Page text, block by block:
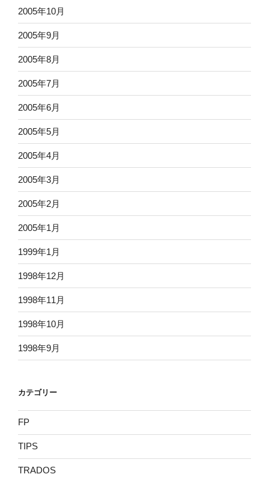
2005年10月
2005年9月
2005年8月
2005年7月
2005年6月
2005年5月
2005年4月
2005年3月
2005年2月
2005年1月
1999年1月
1998年12月
1998年11月
1998年10月
1998年9月
カテゴリー
FP
TIPS
TRADOS